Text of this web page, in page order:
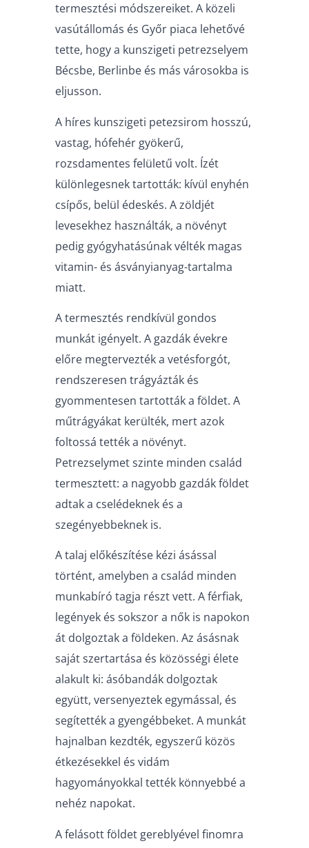
termesztési módszereiket. A közeli
vasútállomás és Győr piaca lehetővé
tette, hogy a kunszigeti petrezselyem
Bécsbe, Berlinbe és más városokba is
eljusson.
A híres kunszigeti petezsirom hosszú,
vastag, hófehér gyökerű,
rozsdamentes felületű volt. Ízét
különlegesnek tartották: kívül enyhén
csípős, belül édeskés. A zöldjét
levesekhez használták, a növényt
pedig gyógyhatásúnak vélték magas
vitamin- és ásványianyag-tartalma
miatt.
A termesztés rendkívül gondos
munkát igényelt. A gazdák évekre
előre megtervezték a vetésforgót,
rendszeresen trágyázták és
gyommentesen tartották a földet. A
műtrágyákat kerülték, mert azok
foltossá tették a növényt.
Petrezselymet szinte minden család
termesztett: a nagyobb gazdák földet
adtak a cselédeknek és a
szegényebbeknek is.
A talaj előkészítése kézi ásással
történt, amelyben a család minden
munkabíró tagja részt vett. A férfiak,
legények és sokszor a nők is napokon
át dolgoztak a földeken. Az ásásnak
saját szertartása és közösségi élete
alakult ki: ásóbandák dolgoztak
együtt, versenyeztek egymással, és
segítették a gyengébbeket. A munkát
hajnalban kezdték, egyszerű közös
étkezésekkel és vidám
hagyományokkal tették könnyebbé a
nehéz napokat.
A felásott földet gereblyével finomra